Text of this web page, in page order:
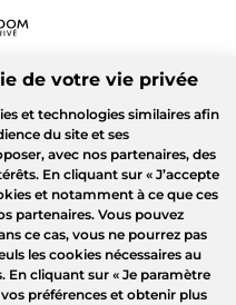
de votre vie privée
et technologies similaires afin
du site et ses
avec nos partenaires, des
En cliquant sur « J’accepte
et notamment à ce que ces
partenaires. Vous pouvez
ce cas, vous ne pourrez pas
les cookies nécessaires au
En cliquant sur « Je paramètre
préférences et obtenir plus